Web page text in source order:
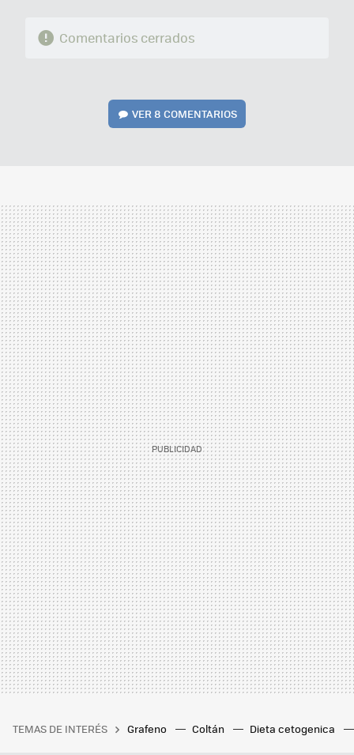
Comentarios cerrados
VER8 COMENTARIOS
TEMAS DE INTERÉS Grafeno Coltán Dieta cetogenica